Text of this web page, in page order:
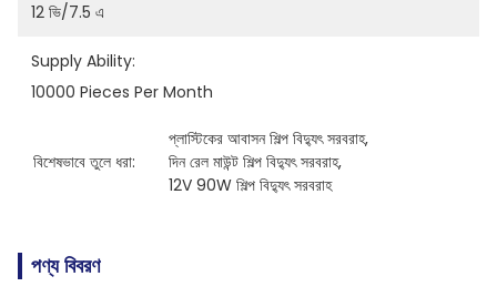
12 ভি/7.5 এ
Supply Ability:
10000 Pieces Per Month
বিশেষভাবে তুলে ধরা:
প্লাস্টিকের আবাসন শিল্প বিদ্যুৎ সরবরাহ,
দিন রেল মাউন্ট শিল্প বিদ্যুৎ সরবরাহ,
12V 90W শিল্প বিদ্যুৎ সরবরাহ
পণ্য বিবরণ